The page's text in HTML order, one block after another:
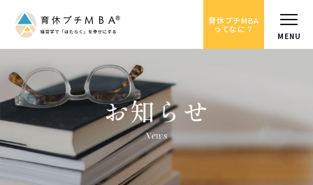
育休プチMBA
ってなに？
お知らせ
News